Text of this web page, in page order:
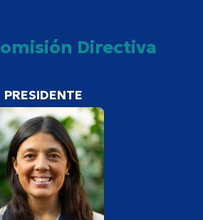
Directiva
PRESIDENTE